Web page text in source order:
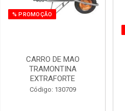
% PROMOÇÃO
CARRO DE MAO
TRAMONTINA
EXTRAFORTE
Código: 130709